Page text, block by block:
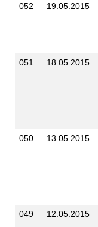
052
19.05.2015
051
18.05.2015
050
13.05.2015
049
12.05.2015